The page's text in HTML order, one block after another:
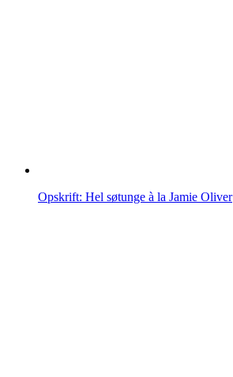
Opskrift: Hel søtunge à la Jamie Oliver